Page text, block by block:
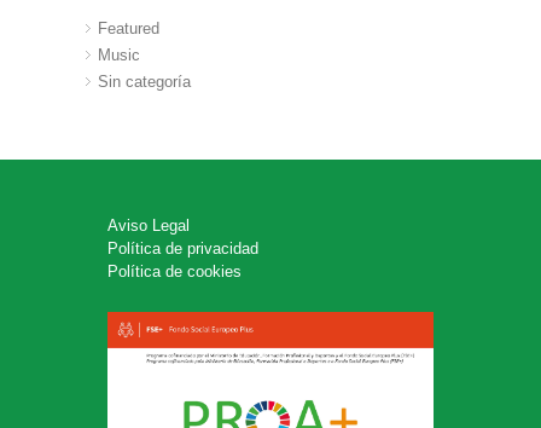
Featured
Music
Sin categoría
Aviso Legal
Política de privacidad
Política de cookies